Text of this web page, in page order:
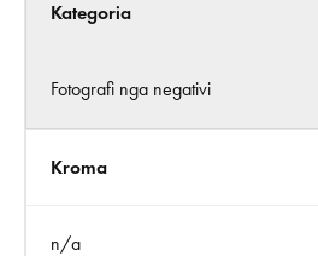
Kategoria
Fotografi nga negativi
Kroma
n/a